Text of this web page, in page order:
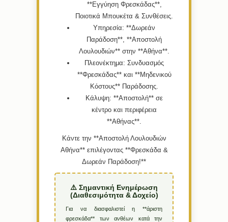
**Εγγύηση Φρεσκάδας**,
Ποιοτικά Μπουκέτα & Συνθέσεις.
Υπηρεσία: **Δωρεάν
Παράδοση**, **Αποστολή
Λουλουδιών** στην **Αθήνα**.
Πλεονέκτημα: Συνδυασμός
**Φρεσκάδας** και **Μηδενικού
Κόστους** Παράδοσης.
Κάλυψη: **Αποστολή** σε
κέντρο και περιφέρεια
**Αθήνας**.
Κάντε την **Αποστολή Λουλουδιών
Αθήνα** επιλέγοντας **Φρεσκάδα &
Δωρεάν Παράδοση!**
⚠️ Σημαντική Ενημέρωση
(Διαθεσιμότητα & Δοχείο)
Για να διασφαλιστεί η **άριστη
φρεσκάδα** των ανθέων κατά την